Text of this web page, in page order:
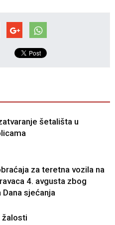
šetališta u
za teretna vozila na
4. avgusta zbog
sjećanja
žalosti